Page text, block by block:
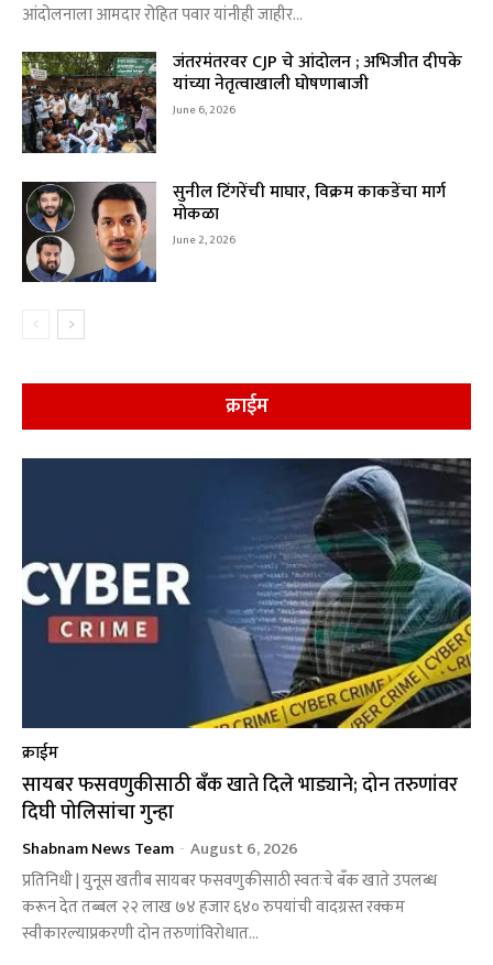
आंदोलनाला आमदार रोहित पवार यांनीही जाहीर...
जंतरमंतरवर CJP चे आंदोलन ; अभिजीत दीपके
यांच्या नेतृत्वाखाली घोषणाबाजी
June 6, 2026
सुनील टिंगरेंची माघार, विक्रम काकडेंचा मार्ग
मोकळा
June 2, 2026
क्राईम
क्राईम
सायबर फसवणुकीसाठी बँक खाते दिले भाड्याने; दोन तरुणांवर
दिघी पोलिसांचा गुन्हा
Shabnam News Team - August 6, 2026
प्रतिनिधी | युनूस खतीब सायबर फसवणुकीसाठी स्वतःचे बँक खाते उपलब्ध
करून देत तब्बल २२ लाख ७४ हजार ६४० रुपयांची वादग्रस्त रक्कम
स्वीकारल्याप्रकरणी दोन तरुणांविरोधात...